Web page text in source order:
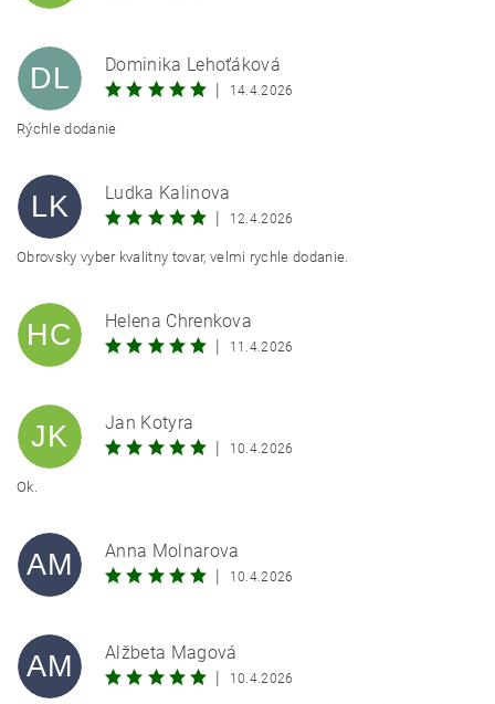
DL
Dominika Lehoťáková
|
14.4.2026
Rýchle dodanie
LK
Ludka Kalinova
|
12.4.2026
Obrovsky vyber kvalitny tovar, velmi rychle dodanie.
HC
Helena Chrenkova
|
11.4.2026
JK
Jan Kotyra
|
10.4.2026
Ok.
AM
Anna Molnarova
|
10.4.2026
AM
Alžbeta Magová
|
10.4.2026